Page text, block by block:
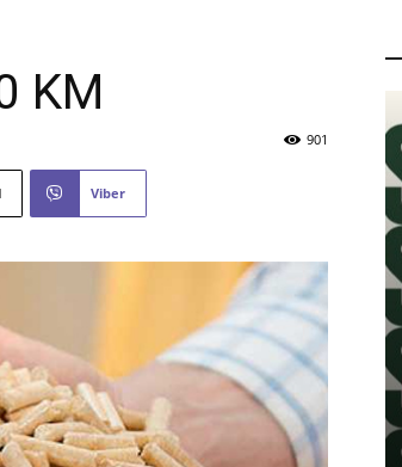
KM
901
Viber